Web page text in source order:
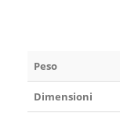
Peso
Dimensioni